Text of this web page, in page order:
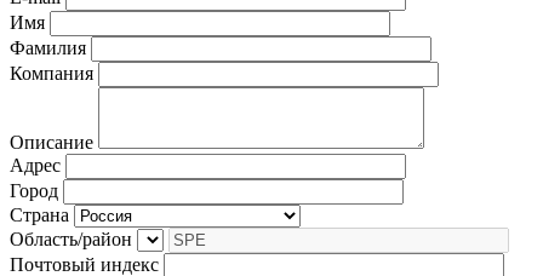
Имя
Фамилия
Компания
Описание
Адрес
Город
Страна
Область/район
Почтовый индекс